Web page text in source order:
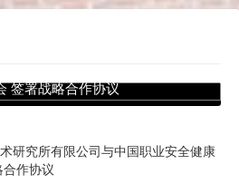
所有限公司与中国职业安全
签署战略合作协议
术研究所有限公司与中国职业安全健康
作协议